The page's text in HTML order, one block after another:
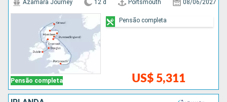
Pensão completa
Azamara Journey 12 d Portsmouth 08/06/2027
US$ 5,311
Pensão completa